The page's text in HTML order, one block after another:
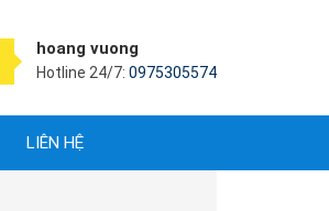
hoang vuong
Hotline 24/7: 0975305574
LIÊN HỆ